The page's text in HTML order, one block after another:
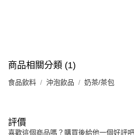
商品相關分類 (1)
食品飲料 沖泡飲品 奶茶/茶包
評價
喜歡這個商品嗎？購買後給他一個好評吧